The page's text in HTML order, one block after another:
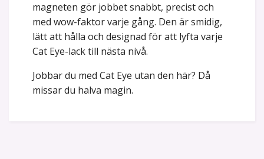
magneten gör jobbet snabbt, precist och
med wow-faktor varje gång. Den är smidig,
lätt att hålla och designad för att lyfta varje
Cat Eye-lack till nästa nivå.
Jobbar du med Cat Eye utan den här? Då
missar du halva magin.